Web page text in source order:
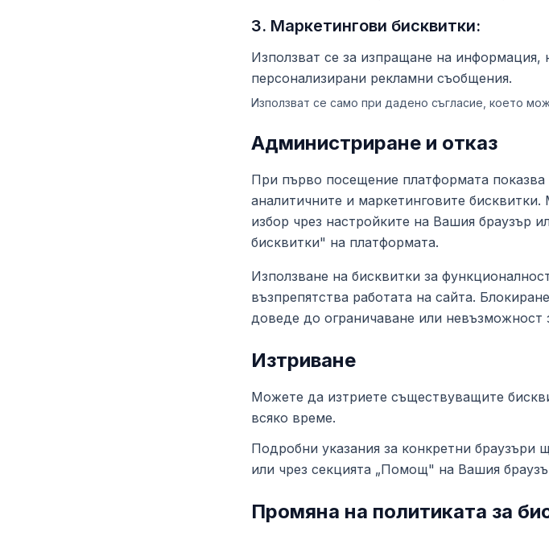
3. Маркетингови бисквитки:
Използват се за изпращане на
персонализирани рекламни съобщения.
Използват се само при дадено съгласие, което
Администриране и отказ
При първо посещение платформата показва
аналитичните и маркетинговите
избор чрез настройките на Вашия браузър
бисквитки" на платформата.
Използване на бисквитки за
възпрепятства работата на сайта.
доведе до ограничаване или невъзможност
Изтриване
Можете да изтриете съществуващите
всяко време.
Подробни указания за конкретни браузъри
или чрез секцията „Помощ" на Вашия
Промяна на политиката за